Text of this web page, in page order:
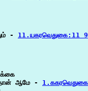
- 11.யகரவெதுகை:11 9
ஆமே -